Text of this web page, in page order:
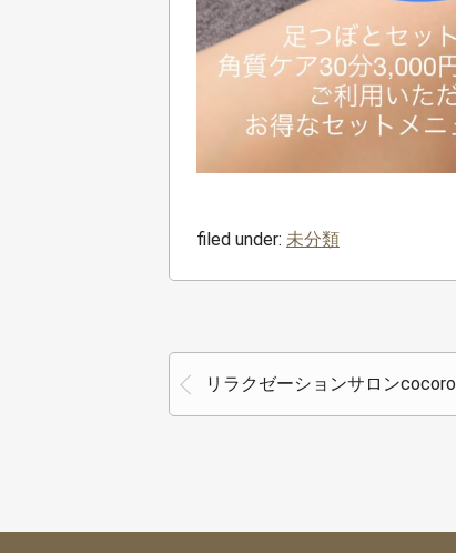
filed under: 未分類
リラクゼーションサロンcocoro